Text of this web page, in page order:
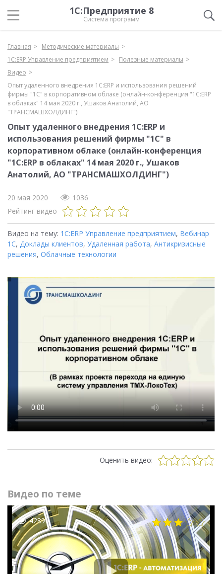
1С:Предприятие 8
Система программ
Главная
Методические материалы
1С:ERP Управление предприятием
Полезные материалы
Видео
Опыт удаленного внедрения 1С:ERP и использования решений
фирмы "1С" в корпоративном облаке (онлайн-конференция "1С:ERP
в облаках" 14 мая 2020 г., Ушаков Анатолий, АО
"ТРАНСМАШХОЛДИНГ")
Опыт удаленного внедрения 1С:ERP и
использования решений фирмы "1С" в
корпоративном облаке (онлайн-конференция
"1С:ERP в облаках" 14 мая 2020 г., Ушаков
Анатолий, АО "ТРАНСМАШХОЛДИНГ")
20 мая 2020
1036
Рейтинг видео
Видео на тему: 1С:ERP Управление предприятием, Вебинар
1С, Доклады клиентов, Удаленная работа, Антикризисные
решения, Облачные технологии
Оценить видео:
Видео по теме
4289